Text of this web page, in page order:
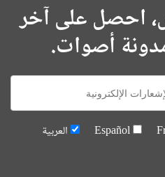
احصل على آخر
أصوات.
Español
العربية